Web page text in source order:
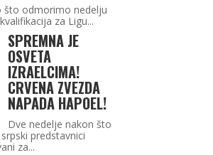
što odmorimo nedelju
za Ligu...
SPREMNA JE
OSVETA
IZRAELCIMA!
CRVENA ZVEZDA
NAPADA HAPOEL!
Dve nedelje nakon što
predstavnici
za...